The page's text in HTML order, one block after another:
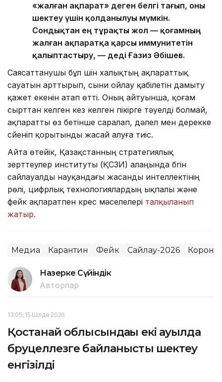
«жалған ақпарат» деген белгі тағып, оны
шектеу үшін қолданылуы мүмкін.
Сондықтан ең тұрақты жол — қоғамның
жалған ақпаратқа қарсы иммунитетін
қалыптастыру, — деді Ғазиз Әбішев.
Саясаттанушы бұл үшін халықтың ақпараттық
сауатын арттырып, сыни ойлау қабілетін дамыту
қажет екенін атап өтті. Оның айтуынша, қоғам
сырттан келген кез келген пікірге тәуелді болмай,
ақпаратты өз бетінше саралап, дәлел мен дерекке
сүйеніп қорытынды жасай алуға тиіс.
Айта өтейік, Қазақстанның стратегиялық
зерттеулер институты (ҚСЗИ) алаңында бүгін
сайлауалды науқандағы жасанды интеллектінің
рөлі, цифрлық технологиялардың ықпалы және
фейк ақпаратпен күрес мәселелері талқыланып
жатыр.
Медиа Карантин Фейк Сайлау-2026
Назерке Сүйіндік
Авторлар
13:05, 15 Шілде 2026
Қостанай облысындағы екі ауылда
бруцеллезге байланысты шектеу
енгізілді